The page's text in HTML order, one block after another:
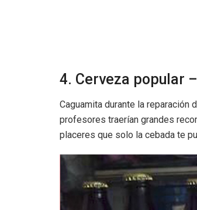
4. Cerveza popular
Caguamita durante la reparación
profesores traerían grandes
placeres que solo la cebada te